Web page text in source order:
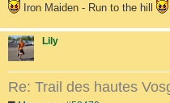
Iron Maiden - Run to the hill
Lily
Re: Trail des hautes